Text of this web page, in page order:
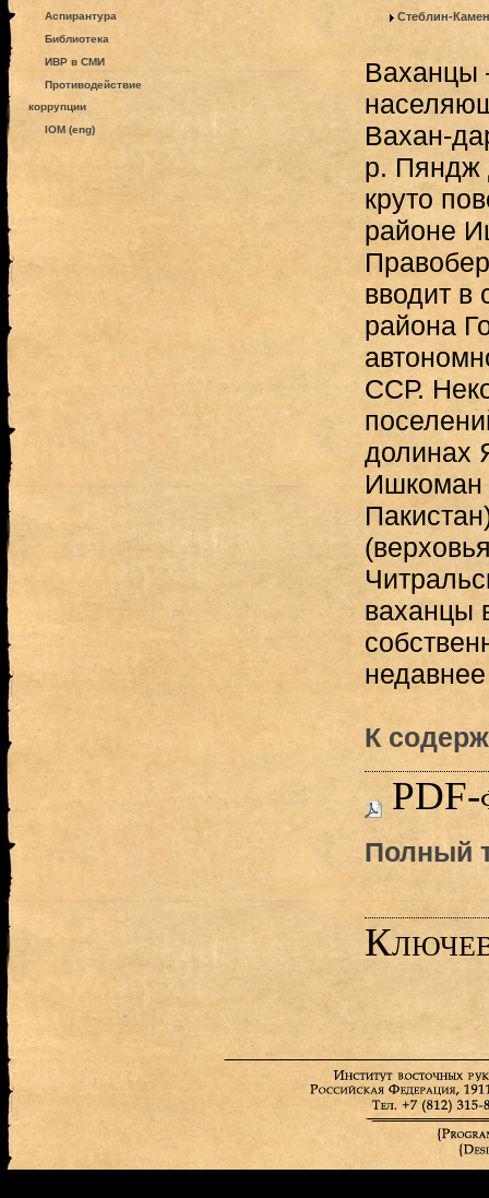
Аспирантура
Библиотека
ИВР в СМИ
Противодействие
коррупции
IOM (eng)
Стеблин-
Ваханцы
Вахан-
р. Пяндж
круто
районе
вводит в
района
ССР.
долинах
Ишкоман
ваханцы
К
PDF-
Полный